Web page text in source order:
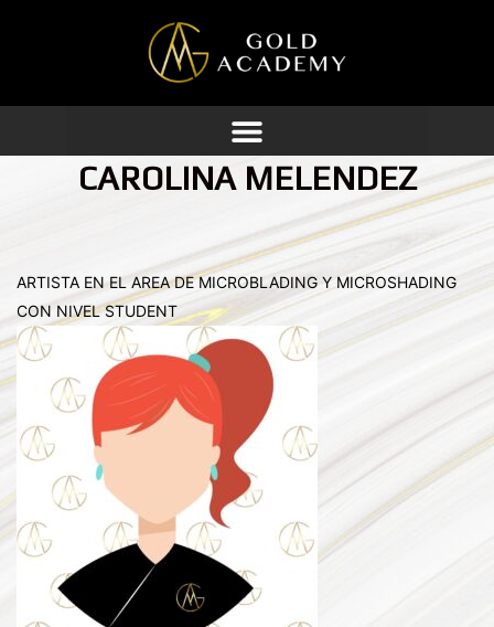
contenido
CAROLINA MELENDEZ
ARTISTA EN EL AREA DE MICROBLADING Y MICROSHADING
CON NIVEL STUDENT